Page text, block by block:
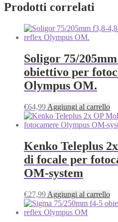
Prodotti correlati
Soligor 75/
obiettivo per
Olympus OM.
€64,99 Aggiungi al carrello
Kenko Teleplus
di focale per
OM-system
€27,99 Aggiungi al carrello